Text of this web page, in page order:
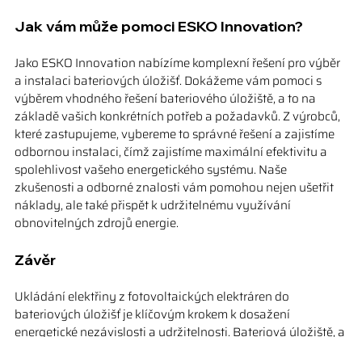
Jak vám může pomoci ESKO Innovation?
Jako ESKO Innovation nabízíme komplexní řešení pro výběr
a instalaci bateriových úložišť. Dokážeme vám pomoci s
výběrem vhodného řešení bateriového úložiště, a to na
základě vašich konkrétních potřeb a požadavků. Z výrobců,
které zastupujeme, vybereme to správné řešení a zajistíme
odbornou instalaci, čímž zajistíme maximální efektivitu a
spolehlivost vašeho energetického systému. Naše
zkušenosti a odborné znalosti vám pomohou nejen ušetřit
náklady, ale také přispět k udržitelnému využívání
obnovitelných zdrojů energie.
Závěr
Ukládání elektřiny z fotovoltaických elektráren do
bateriových úložišť je klíčovým krokem k dosažení
energetické nezávislosti a udržitelnosti. Bateriová úložiště, a